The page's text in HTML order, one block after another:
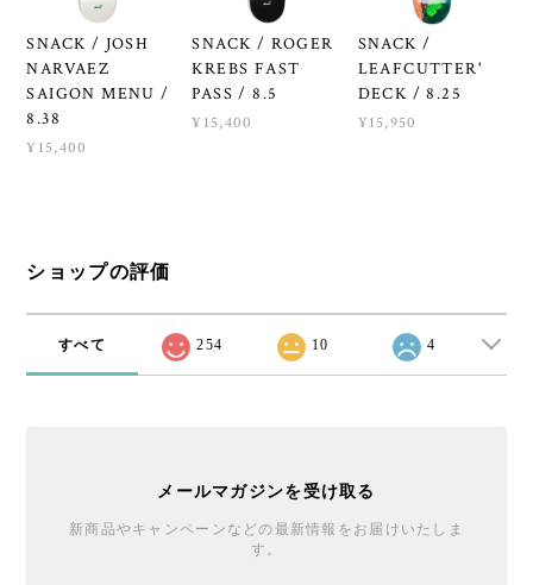
SNACK / JOSH
NARVAEZ
SAIGON MENU /
8.38
¥15,400
SNACK / ROGER
KREBS FAST
PASS / 8.5
¥15,400
SNACK /
LEAFCUTTER'
DECK / 8.25
¥15,950
ショップの評価
すべて 254 10 4
メールマガジンを受け取る
新商品やキャンペーンなどの最新情報をお届けいたしま
す。